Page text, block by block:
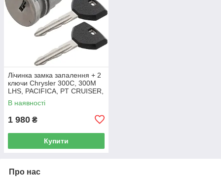
Лічинка замка запалення + 2
ключи Chrysler 300C, 300M
LHS, PACIFICA, PT CRUISER,
SEBRING 5003843AB
В наявності
1 980 ₴
Купити
Про нас